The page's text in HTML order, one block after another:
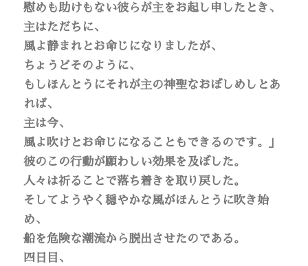
慰めも助けもない彼らが主をお起し申したとき、
主はただちに、
風よ静まれとお命じになりましたが、
ちょうどそのように、
もしほんとうにそれが主の神聖なおぼしめしとあ
れば、
主は今、
風よ吹けとお命じになることもできるのです。」
彼のこの行動が願わしい効果を及ぼした。
人々は祈ることで落ち着きを取り戻した。
そしてようやく穏やかな風がほんとうに吹き始
め、
船を危険な潮流から脱出させたのである。
四日目、